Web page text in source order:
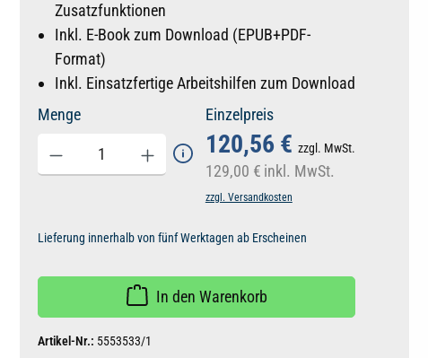
Zusatzfunktionen
Inkl. E-Book zum Download (EPUB+PDF-
Format)
Inkl. Einsatzfertige Arbeitshilfen zum Download
Menge
Einzelpreis
120,56 € zzgl. MwSt.
129,00 € inkl. MwSt.
zzgl. Versandkosten
Lieferung innerhalb von fünf Werktagen ab Erscheinen
In den Warenkorb
Artikel-Nr.: 5553533/1